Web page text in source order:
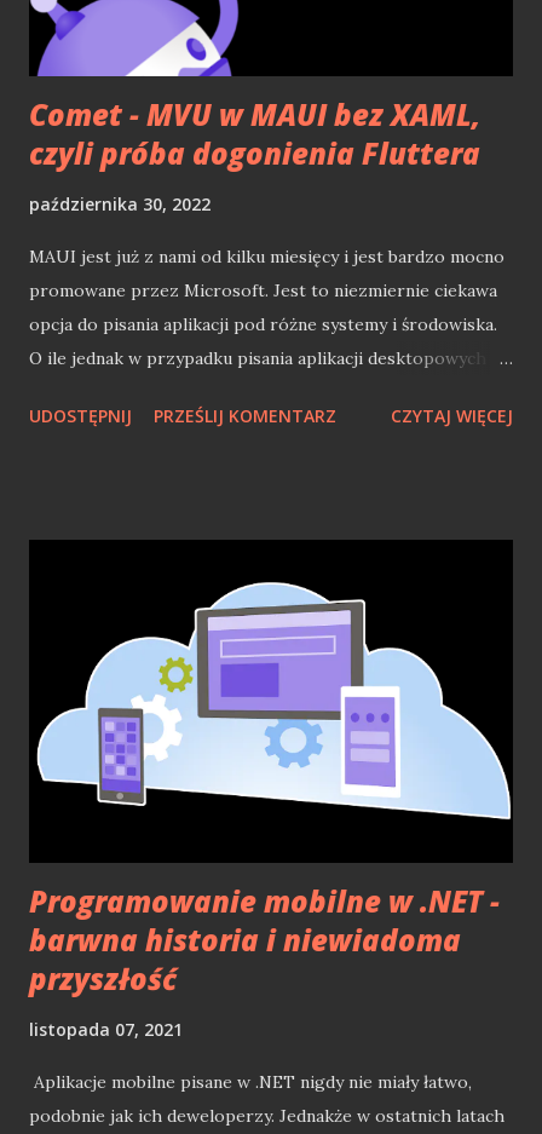
obsłudze js i drzew DOM. Jednakże robi to w tak finezyjny
sposób, iż po pewnym czasie korzystania z niej,
dochodzimy do wniosku, i...
Comet - MVU w MAUI bez XAML,
czyli próba dogonienia Fluttera
października 30, 2022
MAUI jest już z nami od kilku miesięcy i jest bardzo mocno
promowane przez Microsoft. Jest to niezmiernie ciekawa
opcja do pisania aplikacji pod różne systemy i środowiska.
O ile jednak w przypadku pisania aplikacji desktopowych
deweloperów .NET, to w przypadku świata mobilnego jest
MAUI, które w 2021 roku nie doczekało się premiery,
powodowało ból głowy mobilnych deweloperów .NET.
Mimo, iż w maju 2022 roku MAUI miało oficjalną premierę,
to nadal sytuacja nie jest wcale lepsza. Samo MAUI nie jest
jeszcze narzędziem, które można uznać w 100% gotowe na
to, aby pójść z nim na produkcję. Wiele jeszcze mniejszych
niedoróbek i problemów spędza sen z powiek
wersję finalną, nie jest t...
UDOSTĘPNIJ PRZEŚLIJ KOMENTARZ CZYTAJ WIĘCEJ
Programowanie mobilne w .NET -
barwna historia i niewiadoma
przyszłość
listopada 07, 2021
Aplikacje mobilne pisane w .NET nigdy nie miały łatwo,
podobnie jak ich deweloperzy. Jednakże w ostatnich latach